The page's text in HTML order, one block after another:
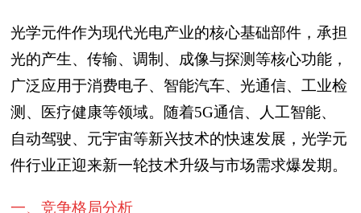
光学元件作为现代光电产业的核心基础部件，承担
光的产生、传输、调制、成像与探测等核心功能，
广泛应用于消费电子、智能汽车、光通信、工业检
测、医疗健康等领域。随着5G通信、人工智能、
自动驾驶、元宇宙等新兴技术的快速发展，光学元
件行业正迎来新一轮技术升级与市场需求爆发期。
一、竞争格局分析